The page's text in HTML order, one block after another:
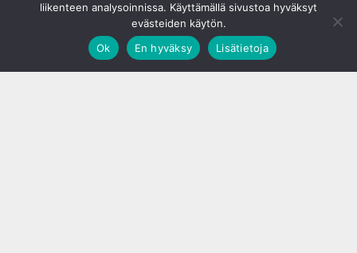
liikenteen analysoinnissa. Käyttämällä sivustoa hyväksyt
evästeiden käytön.
Ok
En hyväksy Lisätietoja